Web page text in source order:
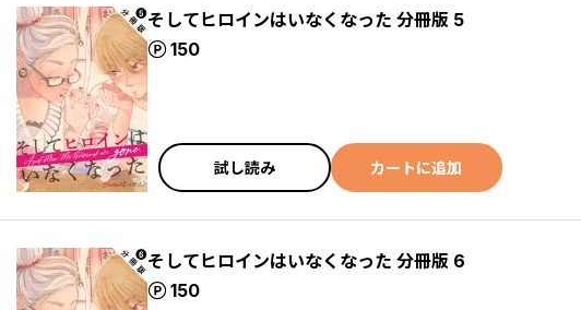
そしてヒロインはいなくなった 分冊版 5
150
ポイント
試し読み カートに追加
そしてヒロインはいなくなった 分冊版 6
150
ポイント